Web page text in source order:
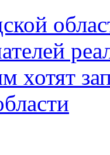
хотят